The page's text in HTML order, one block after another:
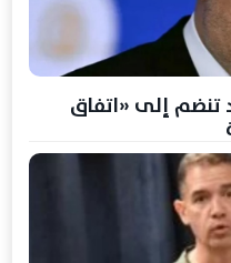
تنضم إلى «اتفاق